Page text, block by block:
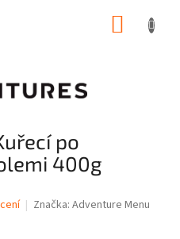
po
400g
Značka: Adventure Menu